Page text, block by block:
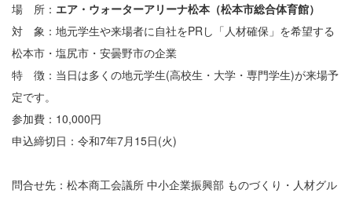
場 所： エア・ウォーターアリーナ松本（松本市総合体育館）
対 象：地元学生や来場者に自社をPRし「人材確保」を希望する
松本市・塩尻市・安曇野市の企業
特 徴：当日は多くの地元学生(高校生・大学・専門学生)が来場予
定です。
参加費：10,000円
申込締切日：令和7年7月15日(火)
問合せ先：松本商工会議所 中小企業振興部 ものづくり・人材グル